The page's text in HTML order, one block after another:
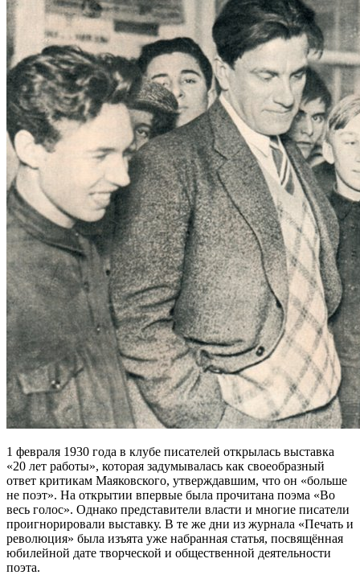
1 февраля 1930 года в клубе писателей открылась выставка
«20 лет работы», которая задумывалась как своеобразный
ответ критикам Маяковского, утверждавшим, что он «больше
не поэт». На открытии впервые была прочитана поэма «Во
весь голос». Однако представители власти и многие писатели
проигнорировали выставку. В те же дни из журнала «Печать и
революция» была изъята уже набранная статья, посвящённая
юбилейной дате творческой и общественной деятельности
поэта.